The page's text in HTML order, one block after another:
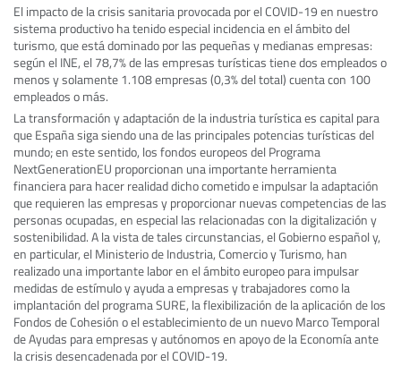
El impacto de la crisis sanitaria provocada por el COVID-19 en nuestro
sistema productivo ha tenido especial incidencia en el ámbito del
turismo, que está dominado por las pequeñas y medianas empresas:
según el INE, el 78,7% de las empresas turísticas tiene dos empleados o
menos y solamente 1.108 empresas (0,3% del total) cuenta con 100
empleados o más.
La transformación y adaptación de la industria turística es capital para
que España siga siendo una de las principales potencias turísticas del
mundo; en este sentido, los fondos europeos del Programa
NextGenerationEU proporcionan una importante herramienta
financiera para hacer realidad dicho cometido e impulsar la adaptación
que requieren las empresas y proporcionar nuevas competencias de las
personas ocupadas, en especial las relacionadas con la digitalización y
sostenibilidad. A la vista de tales circunstancias, el Gobierno español y,
en particular, el Ministerio de Industria, Comercio y Turismo, han
realizado una importante labor en el ámbito europeo para impulsar
medidas de estímulo y ayuda a empresas y trabajadores como la
implantación del programa SURE, la flexibilización de la aplicación de los
Fondos de Cohesión o el establecimiento de un nuevo Marco Temporal
de Ayudas para empresas y autónomos en apoyo de la Economía ante
la crisis desencadenada por el COVID-19.